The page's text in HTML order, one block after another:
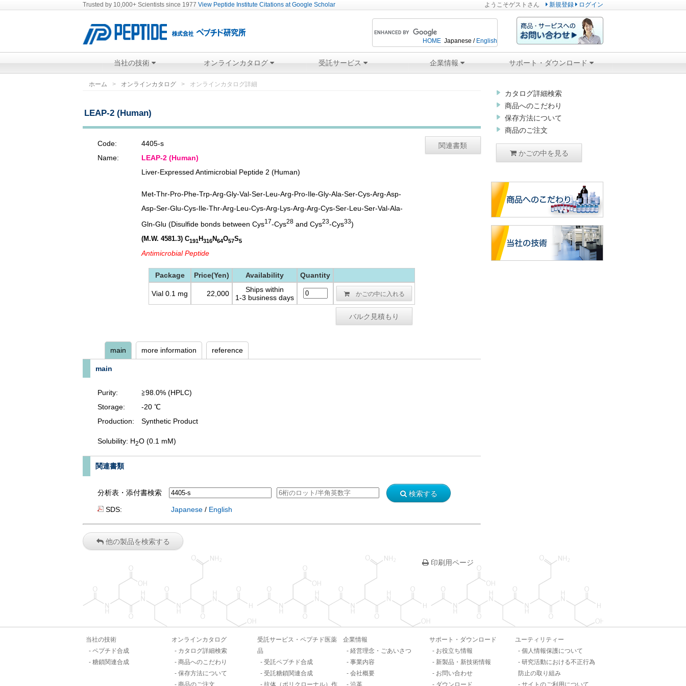
Trusted by 10,000+ Scientists since 1977 View Peptide Institute Citations at Google Scholar ようこそゲスト さん 新規登録 ログイン
Japanese / English
HOME
当社の技術 オンラインカタログ 受託サービス 企業情報 サポート・ダウンロード
ホーム オンラインカタログ オンラインカタログ詳細
LEAP-2 (Human)
Code:
4405-s
Name:
LEAP-2 (Human)
Liver-Expressed Antimicrobial Peptide 2 (Human)
関連書類
Met-Thr-Pro-Phe-Trp-Arg-Gly-Val-Ser-Leu-Arg-Pro-Ile-Gly-Ala-Ser-Cys-Arg-Asp-
Asp-Ser-Glu-Cys-Ile-Thr-Arg-Leu-Cys-Arg-Lys-Arg-Arg-Cys-Ser-Leu-Ser-Val-Ala-
Gln-Glu (Disulfide bonds between Cys17-Cys28 and Cys23-Cys33)
(M.W. 4581.3)C191H316N64O57S5
Antimicrobial Peptide
Package Price(Yen) Availability Quantity
Vial 0.1 mg 22,000
Ships within
1-3 business days
かごの中に入れる
バルク見積もり
main more information reference
main
Purity:
≧98.0% (HPLC)
Storage:
-20 ℃
Production:
Synthetic Product
Solubility: H2O (0.1 mM)
関連書類
分析表・添付書検索 検索する
SDS: Japanese/ English
他の製品を検索する
印刷用ページ
カタログ詳細検索
商品へのこだわり
保存方法について
商品のご注文
かごの中を見る
当社の技術
ペプチド合成
糖鎖関連合成
オンラインカタログ
カタログ詳細検索
商品へのこだわり
保存方法について
商品のご注文
受託サービス・ペプチド医薬
品
受託ペプチド合成
受託糖鎖関連合成
抗体（ポリクローナル）作
企業情報
経営理念・ごあいさつ
事業内容
会社概要
沿革
サポート・ダウンロード
お役立ち情報
新製品・新技術情報
お問い合わせ
ダウンロード
ユーティリティー
個人情報保護について
研究活動における不正行為
防止の取り組み
サイトのご利用について